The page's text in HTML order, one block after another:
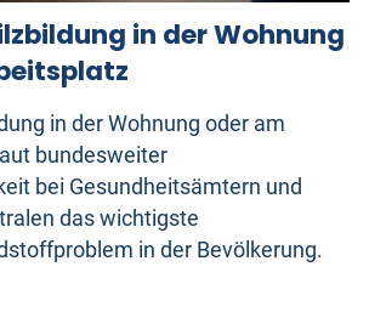
in der Wohnung
in der Wohnung oder am
bundesweiter
bei Gesundheitsämtern und
das wichtigste
in der Bevölkerung.